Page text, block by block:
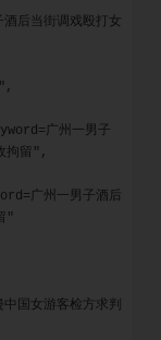
广州一男子
拘留",
广州一男子酒后
"